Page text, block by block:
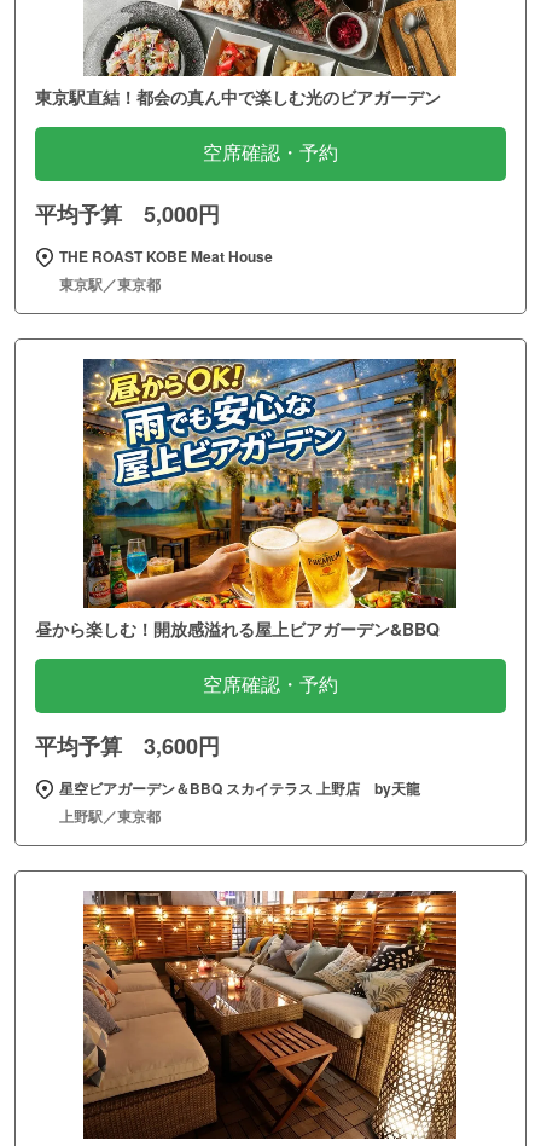
東京駅直結！都会の真ん中で楽しむ光のビアガーデン
空席確認・予約
平均予算 5,000円
THE ROAST KOBE Meat House
東京駅／東京都
昼から楽しむ！開放感溢れる屋上ビアガーデン&BBQ
空席確認・予約
平均予算 3,600円
星空ビアガーデン＆BBQ スカイテラス 上野店 by天龍
上野駅／東京都